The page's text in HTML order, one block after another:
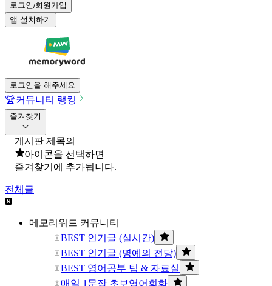
로그인/회원가입
앱 설치하기
로그인을 해주세요
🏆커뮤니티 랭킹
즐겨찾기
게시판 제목의
아이콘을 선택하면
즐겨찾기에 추가됩니다.
전체글
메모리워드 커뮤니티
BEST 인기글 (실시간)
BEST 인기글 (명예의 전당)
BEST 영어공부 팁 & 자료실
매일 1문장 초보영어회화